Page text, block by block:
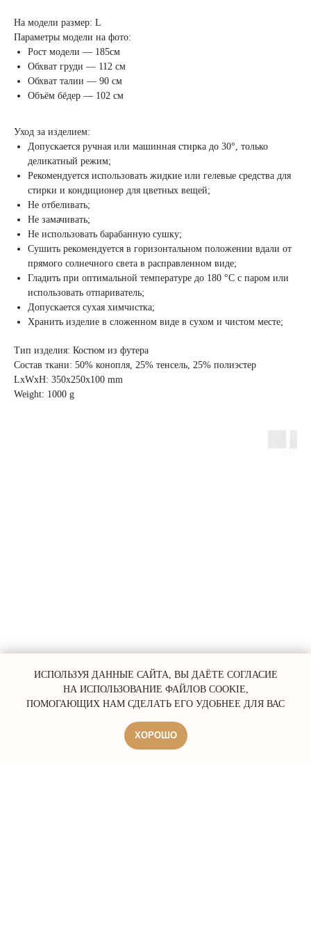
ИСПОЛЬЗУЯ ДАННЫЕ САЙТА, ВЫ ДАЁТЕ СОГЛАСИЕ
НА ИСПОЛЬЗОВАНИЕ ФАЙЛОВ COOKIE,
ПОМОГАЮЩИХ НАМ СДЕЛАТЬ ЕГО УДОБНЕЕ ДЛЯ ВАС
ХОРОШО
На модели размер: L
Параметры модели на фото:
Рост модели — 185см
Обхват груди — 112 см
Обхват талии — 90 см
Объём бёдер — 102 см
Уход за изделием:
Допускается ручная или машинная стирка до 30°, только
деликатный режим;
Рекомендуется использовать жидкие или гелевые средства для
стирки и кондиционер для цветных вещей;
Не отбеливать;
Не замачивать;
Не использовать барабанную сушку;
Сушить рекомендуется в горизонтальном положении вдали от
прямого солнечного света в расправленном виде;
Гладить при оптимальной температуре до 180 °C с паром или
использовать отпариватель;
Допускается сухая химчистка;
Хранить изделие в сложенном виде в сухом и чистом месте;
Тип изделия: Костюм из футера
Состав ткани: 50% конопля, 25% тенсель, 25% полиэстер
LxWxH: 350x250x100 mm
Weight: 1000 g